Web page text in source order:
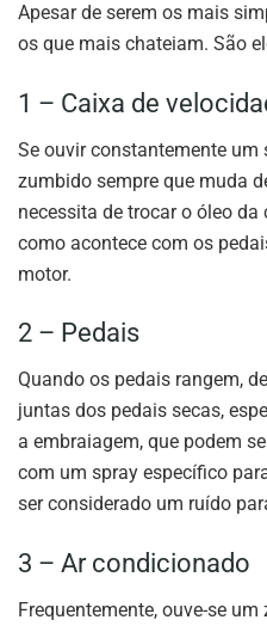
Apesar de serem os mais
os que mais chateiam. São
1 – Caixa de
Se ouvir constantemente um
zumbido sempre que muda
necessita de trocar o óleo
como acontece com os
motor.
2 – Pedais
Quando os pedais rangem,
juntas dos pedais secas,
a embraiagem, que podem
com um spray específico
ser considerado um ruído
3 – Ar condicionado
Frequentemente, ouve-se